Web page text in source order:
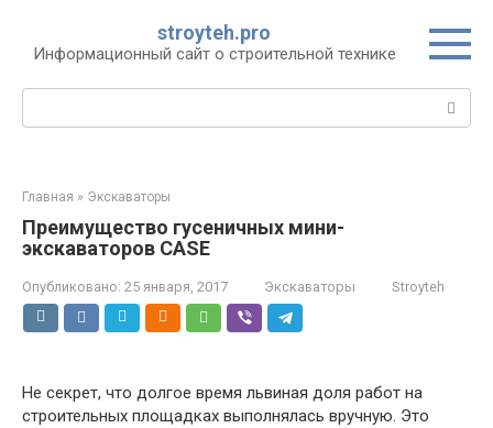
контенту
stroyteh.pro
Информационный сайт о строительной технике
Главная » Экскаваторы
Преимущество гусеничных мини-
экскаваторов CASE
Опубликовано: 25 января, 2017 Экскаваторы Stroyteh
Не секрет, что долгое время львиная доля работ на
строительных площадках выполнялась вручную. Это